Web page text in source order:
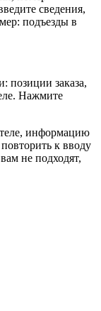
сведения,
подъезды в
позиции заказа,
Нажмите
информацию
к вводу
не подходят,